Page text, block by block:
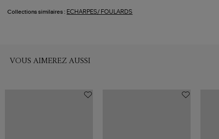
Collections similaires : ECHARPES/ FOULARDS
VOUS AIMEREZ AUSSI